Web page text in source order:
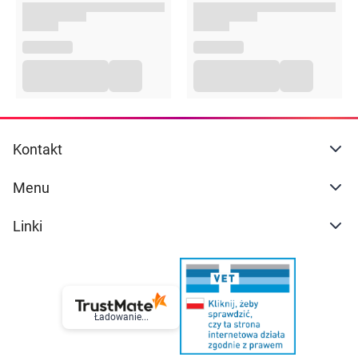
Kontakt
Menu
Linki
Ładowanie...